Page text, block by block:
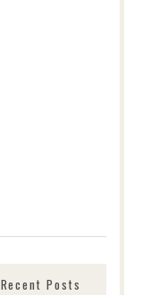
Recent Posts